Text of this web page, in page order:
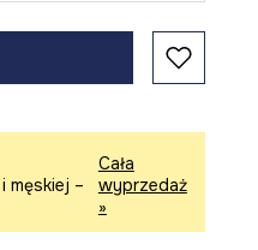
męskiej –
Cała
wyprzedaż
»